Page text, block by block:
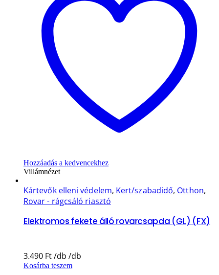
Hozzáadás a kedvencekhez
Villámnézet
Kártevők elleni védelem, Kert/szabadidő, Otthon,
Rovar - rágcsáló riasztó
Elektromos fekete álló rovarcsapda (GL) (FX)
3.490 Ft
Kosárba teszem